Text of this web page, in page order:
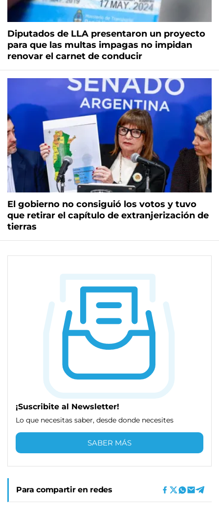
Diputados de LLA presentaron un proyecto
para que las multas impagas no impidan
renovar el carnet de conducir
El gobierno no consiguió los votos y tuvo
que retirar el capítulo de extranjerización de
tierras
¡Suscribite al Newsletter!
Lo que necesitas saber, desde donde necesites
SABER MÁS
Para compartir en redes